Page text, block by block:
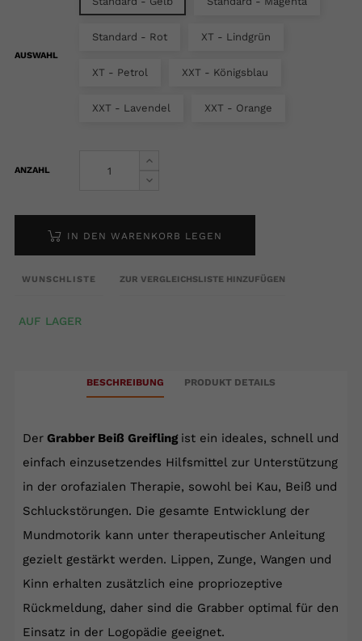
AUSWAHL
Standard - Rot XT - Lindgrün
XT - Petrol XXT - Königsblau
XXT - Lavendel XXT - Orange
ANZAHL
IN DEN WARENKORB LEGEN
WUNSCHLISTE ZUR VERGLEICHSLISTE HINZUFÜGEN
AUF LAGER
BESCHREIBUNG PRODUKT DETAILS
Der Grabber Beiß Greifling ist ein ideales, schnell und
einfach einzusetzendes Hilfsmittel zur Unterstützung
in der orofazialen Therapie, sowohl bei Kau, Beiß und
Schluckstörungen. Die gesamte Entwicklung der
Mundmotorik kann unter therapeutischer Anleitung
gezielt gestärkt werden. Lippen, Zunge, Wangen und
Kinn erhalten zusätzlich eine propriozeptive
Rückmeldung, daher sind die Grabber optimal für den
Einsatz in der Logopädie geeignet.